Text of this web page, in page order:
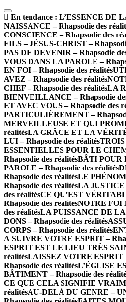
En tendance : L’ESSENCE DE
NAISSANCE – Rhapsodie des
CONSCIENCE – Rhapsodie des
FILS – JÉSUS-CHRIST –
PAS DE DEVENIR – Rhapsodie
VOUS DANS LA PAROLE –
EN FOI – Rhapsodie des réalités
AVEZ – Rhapsodie des réalités
CHEF – Rhapsodie des réalitésLA
BIENVEILLANCE – Rhapsodie
ET AVEC VOUS – Rhapsodie des
PARTICULIÈREMENT –
MERVEILLEUSE ET QUI
réalitésLA GRÂCE ET LA
LUI – Rhapsodie des réalitésTROIS
ESSENTIELLES POUR LE
Rhapsodie des réalitésBÂTI POUR
PAROLE – Rhapsodie des réalités
Rhapsodie des réalitésLE
Rhapsodie des réalitésLA JUSTICE
des réalitésCE QU’EST
Rhapsodie des réalitésNOTRE FOI
des réalitésLA PUISSANCE DE
DONS – Rhapsodie des réalités
CORPS – Rhapsodie des réalités
À SUIVRE VOTRE ESPRIT –
ESPRIT EST LE LIEU TRÈS
réalitésLAISSEZ VOTRE ESPRIT
Rhapsodie des réalitésL’ÉGLISE
BÂTIMENT – Rhapsodie des
CE QUE CELA SIGNIFIE
réalitésAU-DELÀ DU GENRE –